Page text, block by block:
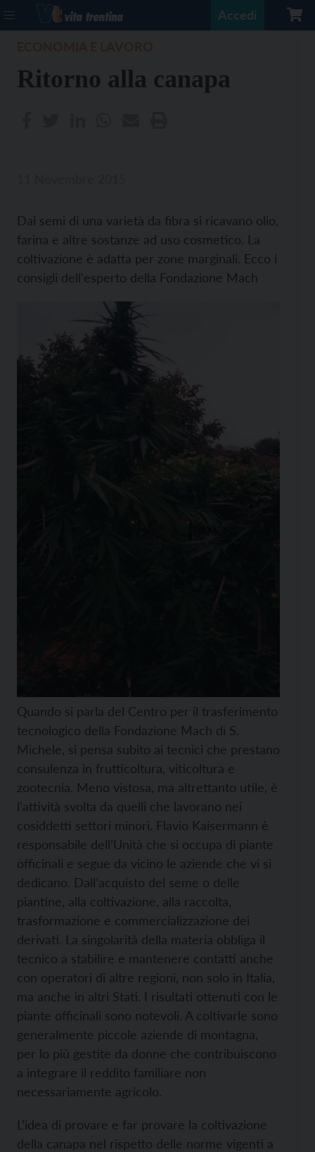
Accedi
Ritorno alla canapa
Dai semi di una varietà da fibra si ricavano olio,
farina e altre sostanze ad uso cosmetico. La
coltivazione è adatta per zone marginali. Ecco i
consigli dell'esperto della Fondazione Mach
Quando si parla del Centro per il trasferimento
tecnologico della Fondazione Mach di S.
Michele, si pensa subito ai tecnici che prestano
consulenza in frutticoltura, viticoltura e
zootecnia. Meno vistosa, ma altrettanto utile, è
l’attività svolta da quelli che lavorano nei
cosiddetti settori minori. Flavio Kaisermann è
responsabile dell’Unità che si occupa di piante
officinali e segue da vicino le aziende che vi si
dedicano. Dall’acquisto del seme o delle
piantine, alla coltivazione, alla raccolta,
trasformazione e commercializzazione dei
derivati. La singolarità della materia obbliga il
tecnico a stabilire e mantenere contatti anche
con operatori di altre regioni, non solo in Italia,
ma anche in altri Stati. I risultati ottenuti con le
piante officinali sono notevoli. A coltivarle sono
generalmente piccole aziende di montagna,
per lo più gestite da donne che contribuiscono
a integrare il reddito familiare non
necessariamente agricolo.
L’idea di provare e far provare la coltivazione
della canapa nel rispetto delle norme vigenti a